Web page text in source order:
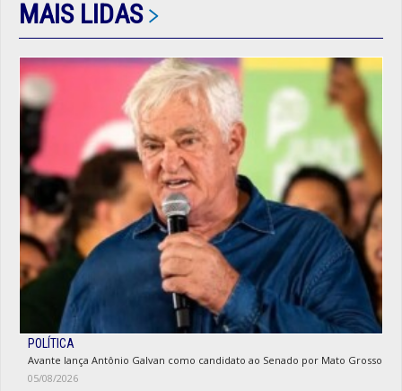
MAIS LIDAS
POLÍTICA
Avante lança Antônio Galvan como candidato ao Senado por Mato Grosso
05/08/2026